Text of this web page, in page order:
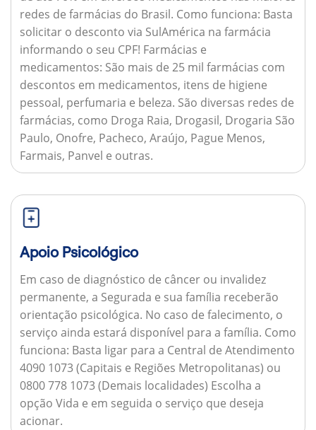
redes de farmácias do Brasil. Como funciona: Basta
solicitar o desconto via SulAmérica na farmácia
informando o seu CPF! Farmácias e
medicamentos: São mais de 25 mil farmácias com
descontos em medicamentos, itens de higiene
pessoal, perfumaria e beleza. São diversas redes de
farmácias, como Droga Raia, Drogasil, Drogaria São
Paulo, Onofre, Pacheco, Araújo, Pague Menos,
Farmais, Panvel e outras.
Apoio Psicológico
Em caso de diagnóstico de câncer ou invalidez
permanente, a Segurada e sua família receberão
orientação psicológica. No caso de falecimento, o
serviço ainda estará disponível para a família. Como
funciona: Basta ligar para a Central de Atendimento
4090 1073 (Capitais e Regiões Metropolitanas) ou
0800 778 1073 (Demais localidades) Escolha a
opção Vida e em seguida o serviço que deseja
acionar.